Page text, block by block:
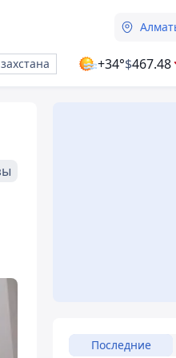
+34°$467.48
Последние